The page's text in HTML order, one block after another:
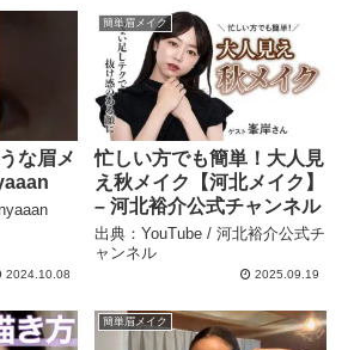
な眉メ
2024.10.08
簡単眉メイク
忙しい方でも簡単！大人見
え秋メイク【河北メイク】
– 河北裕介公式チャンネル
出典：YouTube / 河北裕介公式チ
ャンネル
2025.09.19
簡単眉メイク